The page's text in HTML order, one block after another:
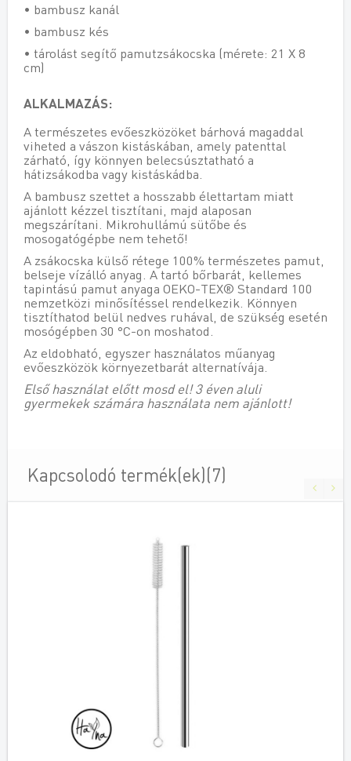
• bambusz kanál
• bambusz kés
• tárolást segítő pamutzsákocska (mérete: 21 X 8
cm)
ALKALMAZÁS:
A természetes evőeszközöket bárhová magaddal
viheted a vászon kistáskában, amely patenttal
zárható, így könnyen belecsúsztatható a
hátizsákodba vagy kistáskádba.
A bambusz szettet a hosszabb élettartam miatt
ajánlott kézzel tisztítani, majd alaposan
megszárítani. Mikrohullámú sütőbe és
mosogatógépbe nem tehető!
A zsákocska külső rétege 100% természetes pamut,
belseje vízálló anyag. A tartó bőrbarát, kellemes
tapintású pamut anyaga OEKO-TEX® Standard 100
nemzetközi minősítéssel rendelkezik. Könnyen
tisztíthatod belül nedves ruhával, de szükség esetén
mosógépben 30 °C-on moshatod.
Az eldobható, egyszer használatos műanyag
evőeszközök környezetbarát alternatívája.
Első használat előtt mosd el! 3 éven aluli
gyermekek számára használata nem ajánlott!
Kapcsolodó termék(ek)(7)